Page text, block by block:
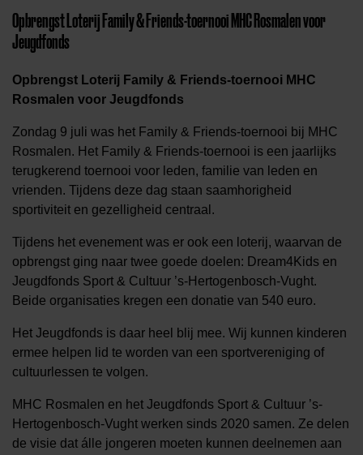
Opbrengst Loterij Family & Friends-toernooi MHC Rosmalen voor
Jeugdfonds
Opbrengst Loterij Family & Friends-toernooi MHC
Rosmalen voor Jeugdfonds
Zondag 9 juli was het Family & Friends-toernooi bij MHC
Rosmalen. Het Family & Friends-toernooi is een jaarlijks
terugkerend toernooi voor leden, familie van leden en
vrienden. Tijdens deze dag staan saamhorigheid
sportiviteit en gezelligheid centraal.
Tijdens het evenement was er ook een loterij, waarvan de
opbrengst ging naar twee goede doelen: Dream4Kids en
Jeugdfonds Sport & Cultuur ’s-Hertogenbosch-Vught.
Beide organisaties kregen een donatie van 540 euro.
Het Jeugdfonds is daar heel blij mee. Wij kunnen kinderen
ermee helpen lid te worden van een sportvereniging of
cultuurlessen te volgen.
MHC Rosmalen en het Jeugdfonds Sport & Cultuur ’s-
Hertogenbosch-Vught werken sinds 2020 samen. Ze delen
de visie dat álle jongeren moeten kunnen deelnemen aan